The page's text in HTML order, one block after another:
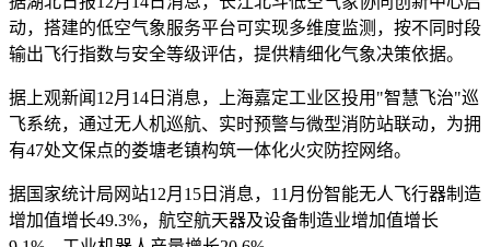
动，搭建的低空气象服务平台可实现多维度监测，按不同时段
输出飞行指数与安全等级评估，提供精细化气象决策依据。
据上观新闻12月14日消息，上海嘉定工业区投用"智慧飞治"巡
飞系统，通过无人机巡航、实时预警与微型消防站联动，为拥
有47处文保点的娄塘老镇构筑一体化火灾防控网络。
据国家统计局网站12月15日消息，11月份智能无人飞行器制造
增加值增长49.3%，航空航天器及设备制造业增加值增长